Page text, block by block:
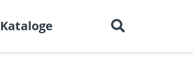
Deutsch
Kataloge